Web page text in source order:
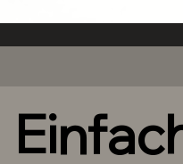
Alle Produktbilder sind
Für die Verarbeitung
Nagelstudio Qualität